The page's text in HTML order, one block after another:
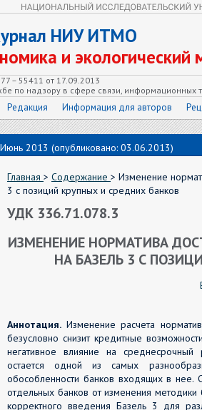
НИУ ИТМО
и
– 55411 от 17.09.2013
по надзору в сфере связи, информационных
Редакция Информация для авторов
Июнь 2013 (опубликовано: 03.06.2013)
Главная > Содержание > Изменение
3 с позиций крупных и средних банков
УДК 336.71.078.3
ИЗМЕНЕНИЕ НОРМАТИВА
НА БАЗЕЛЬ 3 С
Аннотация. Изменение расчета
безусловно снизит кредитные
негативное влияние на среднесрочный
остается одной из самых
обособленности банков входящих в нее.
отдельных банков от изменения методики
корректного введения Базель 3 для